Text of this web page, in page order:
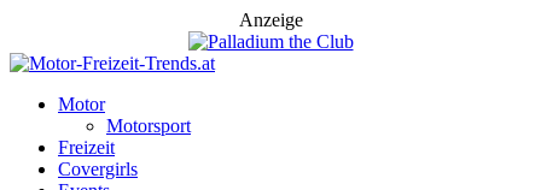
Anzeige
Motor
Motorsport
Freizeit
Covergirls